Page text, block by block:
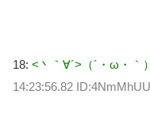
18: <丶｀∀´>（´・ω・
14:23:56.82